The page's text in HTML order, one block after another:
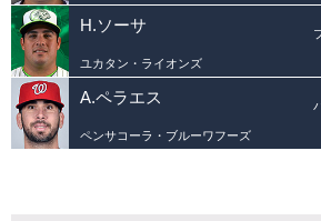
H.ソーサ
ユカタン・ライオンズ
A.ペラエス
ペンサコーラ・ブルーワフーズ